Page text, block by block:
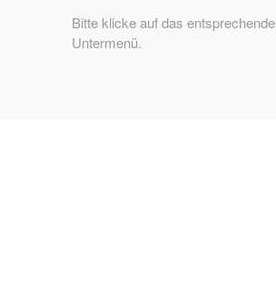
Bitte klicke auf das entsprechende
Untermenü.